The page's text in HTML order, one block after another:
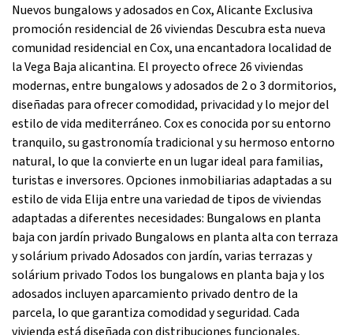
Nuevos bungalows y adosados en Cox, Alicante Exclusiva
promoción residencial de 26 viviendas Descubra esta nueva
comunidad residencial en Cox, una encantadora localidad de
la Vega Baja alicantina. El proyecto ofrece 26 viviendas
modernas, entre bungalows y adosados de 2 o 3 dormitorios,
diseñadas para ofrecer comodidad, privacidad y lo mejor del
estilo de vida mediterráneo. Cox es conocida por su entorno
tranquilo, su gastronomía tradicional y su hermoso entorno
natural, lo que la convierte en un lugar ideal para familias,
turistas e inversores. Opciones inmobiliarias adaptadas a su
estilo de vida Elija entre una variedad de tipos de viviendas
adaptadas a diferentes necesidades: Bungalows en planta
baja con jardín privado Bungalows en planta alta con terraza
y solárium privado Adosados con jardín, varias terrazas y
solárium privado Todos los bungalows en planta baja y los
adosados incluyen aparcamiento privado dentro de la
parcela, lo que garantiza comodidad y seguridad. Cada
vivienda está diseñada con distribuciones funcionales,